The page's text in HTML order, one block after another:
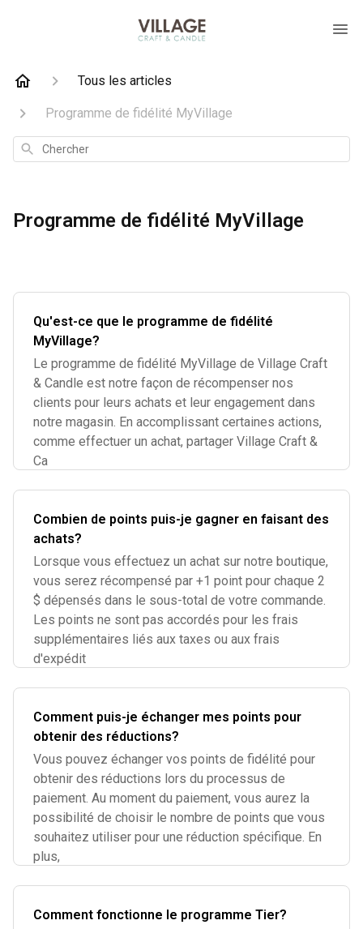
Tous les articles
Programme de fidélité MyVillage
Chercher
Programme de fidélité MyVillage
Qu'est-ce que le programme de fidélité
MyVillage?
Le programme de fidélité MyVillage de Village Craft
& Candle est notre façon de récompenser nos
clients pour leurs achats et leur engagement dans
notre magasin. En accomplissant certaines actions,
comme effectuer un achat, partager Village Craft &
Ca
Combien de points puis-je gagner en faisant des
achats?
Lorsque vous effectuez un achat sur notre boutique,
vous serez récompensé par +1 point pour chaque 2
$ dépensés dans le sous-total de votre commande.
Les points ne sont pas accordés pour les frais
supplémentaires liés aux taxes ou aux frais
d'expédit
Comment puis-je échanger mes points pour
obtenir des réductions?
Vous pouvez échanger vos points de fidélité pour
obtenir des réductions lors du processus de
paiement. Au moment du paiement, vous aurez la
possibilité de choisir le nombre de points que vous
souhaitez utiliser pour une réduction spécifique. En
plus,
Comment fonctionne le programme Tier?